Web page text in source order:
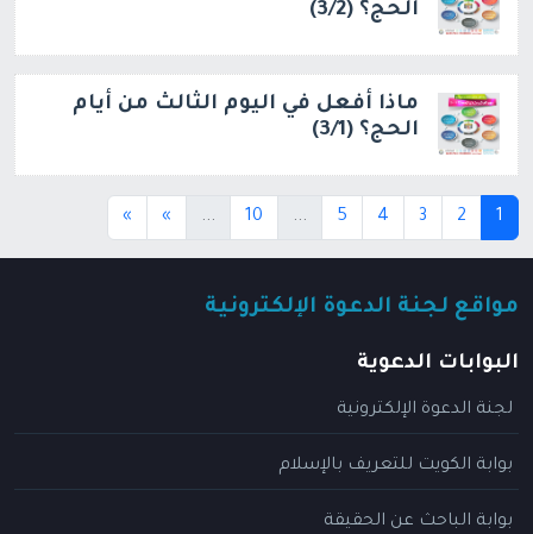
الحج؟ (3/2)
ماذا أفعل في اليوم الثالث من أيام
الحج؟ (3/1)
1
(current)
2
3
4
5
...
10
...
»
»
مواقع لجنة الدعوة الإلكترونية
البوابات الدعوية
لجنة الدعوة الإلكترونية
بوابة الكويت للتعريف بالإسلام
بوابة الباحث عن الحقيقة